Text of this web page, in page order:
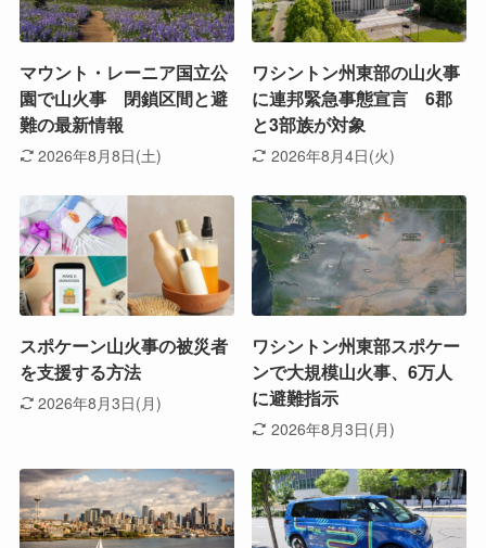
マウント・レーニア国立公
園で山火事 閉鎖区間と避
難の最新情報
2026年8月8日(土)
ワシントン州東部の山火事
に連邦緊急事態宣言 6郡
と3部族が対象
2026年8月4日(火)
スポケーン山火事の被災者
を支援する方法
2026年8月3日(月)
ワシントン州東部スポケー
ンで大規模山火事、6万人
に避難指示
2026年8月3日(月)